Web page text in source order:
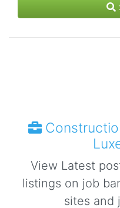
View Latest
listings on job
sites and